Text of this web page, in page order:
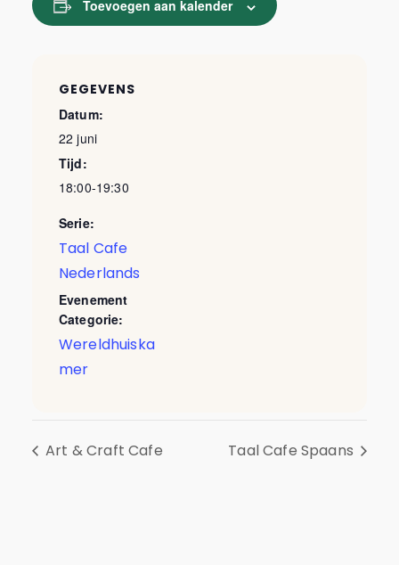
Toevoegen aan kalender
GEGEVENS
Datum:
22 juni
Tijd:
18:00-19:30
Serie:
Taal Cafe
Nederlands
Evenement
Categorie:
Wereldhuiska
mer
Art & Craft Cafe Taal Cafe Spaans